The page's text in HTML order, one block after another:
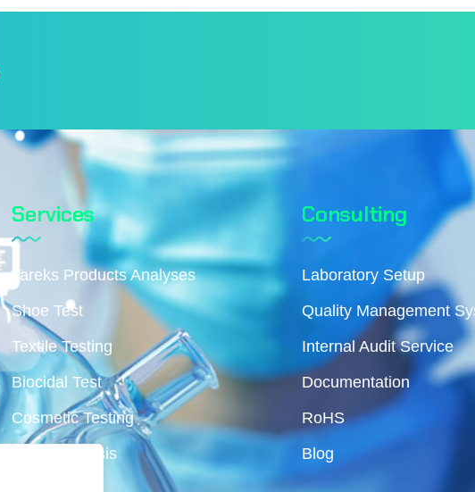
Services
Tareks Products Analyses
Shoe Test
Textile Testing
Biocidal Test
Cosmetic Testing
Water Analysis
Consulting
Laboratory Setup
Quality Management
Internal Audit Service
Documentation
RoHS
Blog